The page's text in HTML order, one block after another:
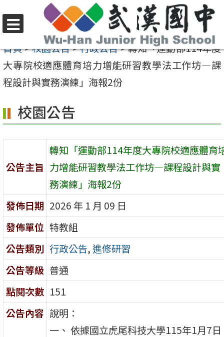
至
要
內
區
選
單
首頁>校園公告>行政公告>轉知「運動部114年度
大專院校適應體育培力增能研習教學法工作坊—課
程設計與實務演練」海報2份
校園公告
公告主旨
轉知「運動部114年度大專院校適應體育
力增能研習教學法工作坊—課程設計與實
務演練」海報2份
發佈日期 2026 年 1 月 09 日
發佈單位 特教組
公告類別 行政公告,進修研習
公告等級 普通
點閱次數 151
公告內容 說明：
一、 依據國立虎尾科技大學115年1月7日